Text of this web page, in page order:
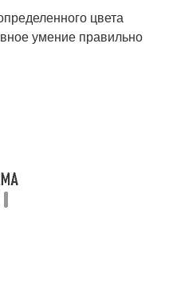
цвета
умение правильно